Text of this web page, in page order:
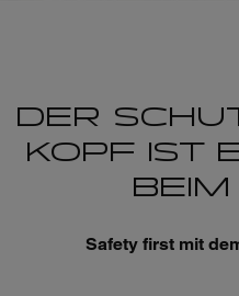
DER
KOPF IST
BEIM
Safety first mit